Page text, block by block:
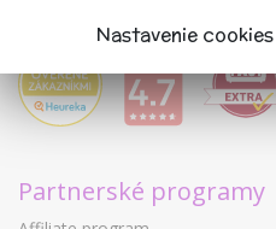
Partnerské programy
Nastavenie cookies